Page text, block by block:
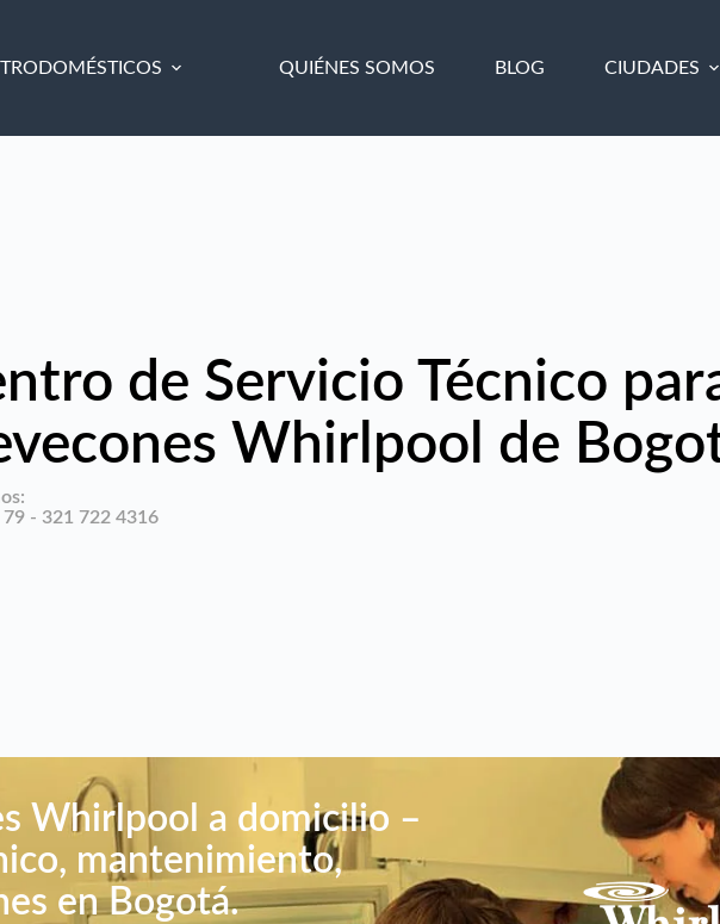
QUIÉNES SOMOS BLOG CIUDADES
de Servicio Técnico
Whirlpool de
- 321 722 4316
Whirlpool a domicilio –
mantenimiento,
en Bogotá.